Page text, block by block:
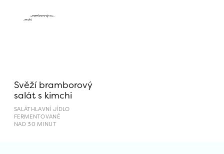
Svěží bramborový
salát s kimchi
SALÁTHLAVNÍ JÍDLO
FERMENTOVANÉ
NAD 30 MINUT